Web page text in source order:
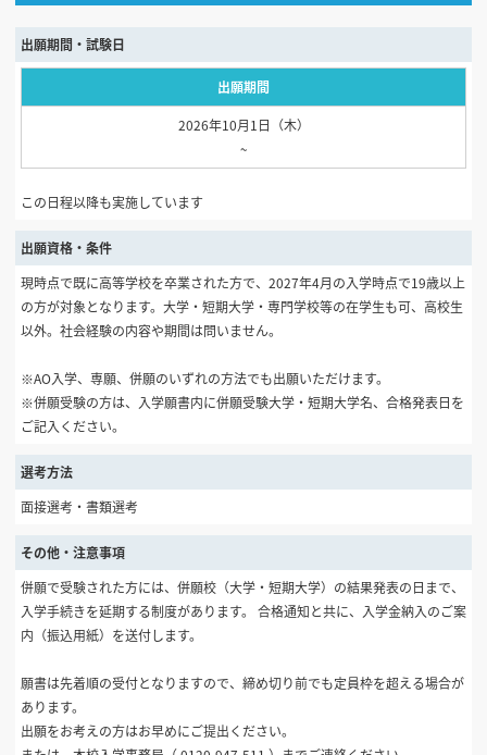
出願期間・試験日
出願期間
2026年10月1日（木）
~
この日程以降も実施しています
出願資格・条件
現時点で既に高等学校を卒業された方で、2027年4月の入学時点で19歳以上
の方が対象となります。大学・短期大学・専門学校等の在学生も可、高校生
以外。社会経験の内容や期間は問いません。
※AO入学、専願、併願のいずれの方法でも出願いただけます。
※併願受験の方は、入学願書内に併願受験大学・短期大学名、合格発表日を
ご記入ください。
選考方法
面接選考・書類選考
その他・注意事項
併願で受験された方には、併願校（大学・短期大学）の結果発表の日まで、
入学手続きを延期する制度があります。 合格通知と共に、入学金納入のご案
内（振込用紙）を送付します。
願書は先着順の受付となりますので、締め切り前でも定員枠を超える場合が
あります。
出願をお考えの方はお早めにご提出ください。